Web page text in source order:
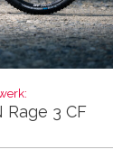
3 CF